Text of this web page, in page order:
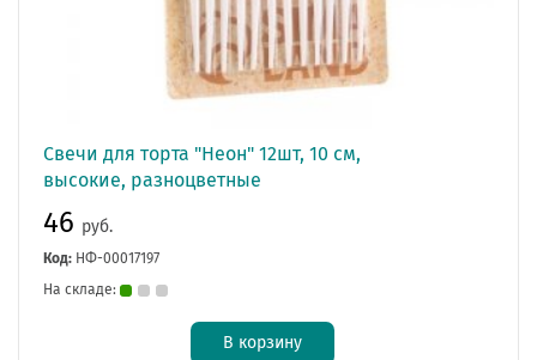
Свечи для торта "Неон" 12шт, 10 см,
высокие, разноцветные
46 руб.
Код: НФ-00017197
На складе:
В корзину